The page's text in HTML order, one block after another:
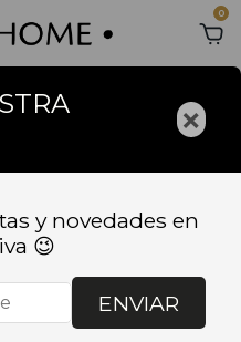
0
×
y novedades en
😉
ENVIAR